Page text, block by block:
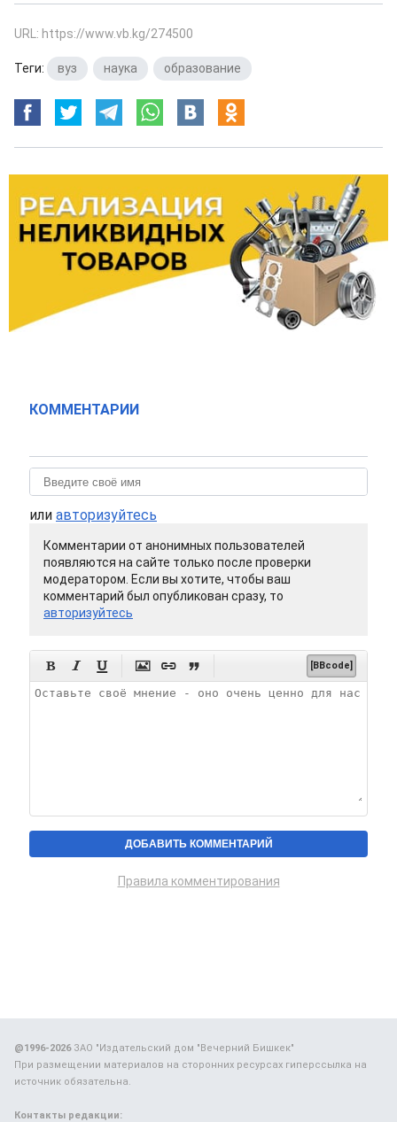
URL: https://www.vb.kg/274500
Теги: вуз наука образование
КОММЕНТАРИИ
или авторизуйтесь
Комментарии от анонимных пользователей
появляются на сайте только после проверки
модератором. Если вы хотите, чтобы ваш
комментарий был опубликован сразу, то
авторизуйтесь
      [BBcode]
Правила комментирования
@1996-2026ЗАО "Издательский дом "Вечерний Бишкек"
При размещении материалов на сторонних ресурсах гиперссылка на
источник обязательна.
Контакты редакции: